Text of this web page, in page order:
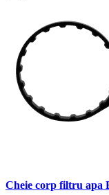
Cheie corp filtru apa